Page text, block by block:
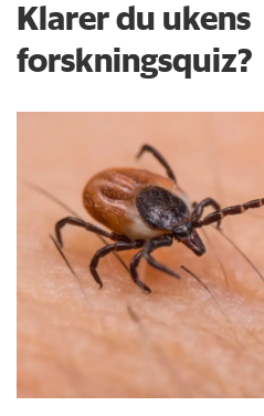
Klarer du ukens
forskningsquiz?